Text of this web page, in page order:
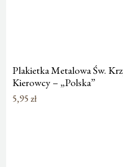
Plakietka Metalowa Św.
Kierowcy – „Polska”
5,95 zł